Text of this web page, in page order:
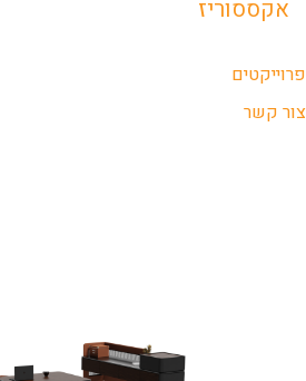
אקססוריז
פרוייקטים
צור קשר